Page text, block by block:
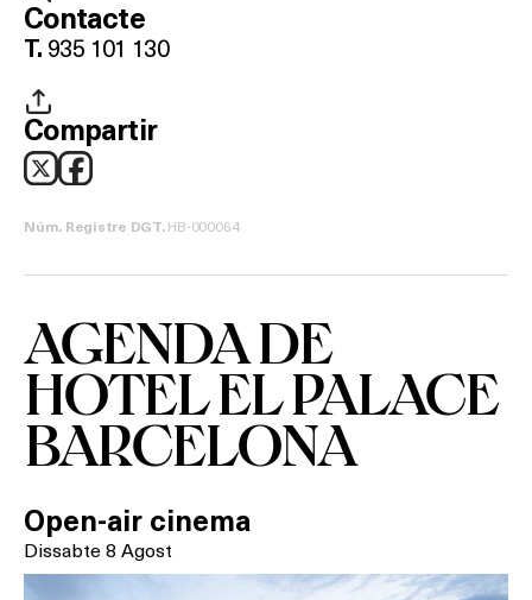
Contacte
T. 935 101 130
Compartir
Núm. Registre DGT. HB-000064
AGENDA DE
HOTEL EL PALACE
BARCELONA
Open-air cinema
Dissabte 8 Agost